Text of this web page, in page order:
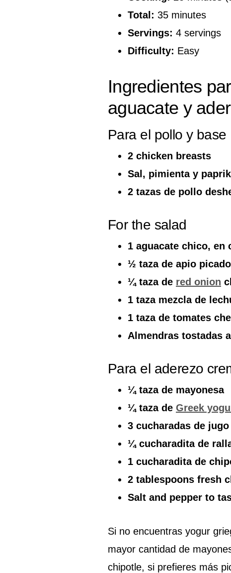
Total: 35 minutes
Servings: 4 servings
Difficulty: Easy
Ingredientes
aguacate y
Para el pollo y base
2 chicken breasts
Sal, pimienta y
2 tazas de pollo
For the salad
1 aguacate chico, en
½ taza de apio
¼ taza de red onion
1 taza mezcla de
1 taza de tomates
Almendras tostadas
Para el aderezo
¼ taza de mayonesa
¼ taza de Greek
3 cucharadas de
¼ cucharadita de
1 cucharadita de
2 tablespoons fresh
Salt and pepper to
Si no encuentras yogur
mayor cantidad de
chipotle, si prefieres más